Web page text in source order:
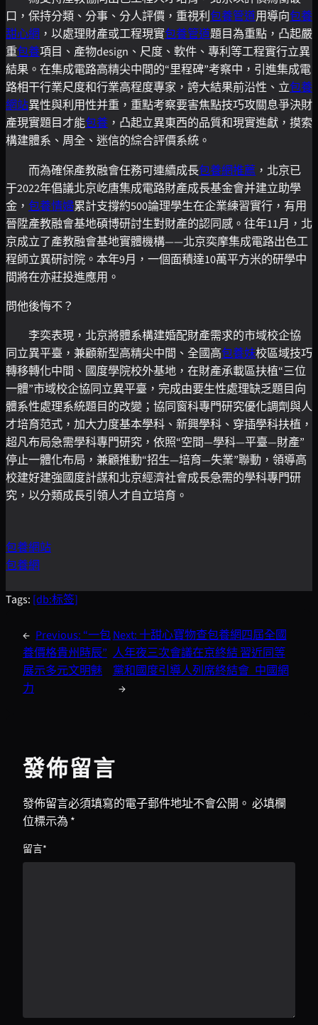
口，保持分類、分事、分人評價，重視利包養管道用導向包養
甜心網 ，以處理財產或工程現實包養管道題目為重點，凸起嚴
重包養項目、產物design、尺度、軟件、專利等工程實行立異
結果。在集成電路高精尖中間的“里程碑”考察中，引進集成電
路相干行業尺度和行業高程度專家，誇大結果前沿性、立包養
網站異性與利用性并重，重點考察要害焦點技巧攻關息爭決財
產現實題目才能包養 ，凸起立異東西的品質和現實進獻，摸索
構建體系、周全、迷信的綜合評價系統。
而為確保產教融會任務可連續成長包養網推薦 ，北京已
于2022年倡議北京屹唐集成電路財產成長基金會并建立助學
金， 包養情婦累計支撐約500論理學生在企業練習實行，有用
晉陞產教融會基地碩博研討生對財產的認同感。往年11月，北
京成立了產教融會基地實體機構——北京奕摩集成電路出色工
程師立異研討院。本年9月，一個面積達10萬平方米的研學中
間將在亦莊投進應用。
問他後悔不？
李奕表現，北京將體系構建婚配財產需求的市域校企協
同立異平臺，兼顧新型高精尖中間、全國高包養妹校區域技巧
轉移轉化中間、國度學院校外基地，在財產承載區扶植“三位
一體”市域校企協同立異平臺，完成由要生性處理缺乏題目向
體系性處理系統題目的改變；協同窗科專門研究優化調劑與人
才培育范式，加大力度基本學科、新興學科、穿插學科扶植，
超凡布局急需學科專門研究，依照“空間—學科—平臺—財產”
停止一體化布局，兼顧推動“招生—培育—失業”聯動，領導高
校建好建強國度計謀和北京經濟社會成長急需的學科專門研
究，以分類成長引領人才自立培育。
包養網站
包養網
Tags: [db:标签]
← Previous: “一包
養價格貴州時辰”
展示多元文明魅
力
Next:十甜心寶物查包養網四屆全國
人年夜三次會議在京終結 習近同等
黨和國度引導人列席終結會_中國網
→
發佈留言
發佈留言必須填寫的電子郵件地址不會公開。 必填欄
位標示為 *
留言*